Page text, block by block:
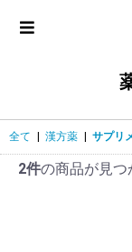
全て 漢方薬 サプリ
2件の商品が見つ